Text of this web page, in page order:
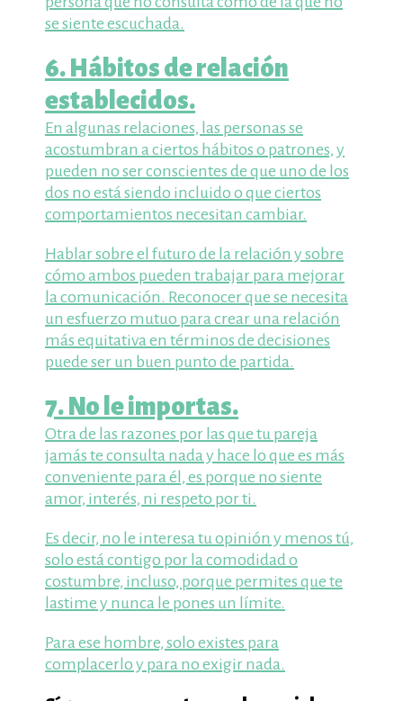
se siente escuchada.
6. Hábitos de relación
establecidos.
En algunas relaciones, las personas se
acostumbran a ciertos hábitos o patrones, y
pueden no ser conscientes de que uno de los
dos no está siendo incluido o que ciertos
comportamientos necesitan cambiar.
Hablar sobre el futuro de la relación y sobre
cómo ambos pueden trabajar para mejorar
la comunicación. Reconocer que se necesita
un esfuerzo mutuo para crear una relación
más equitativa en términos de decisiones
puede ser un buen punto de partida.
7. No le importas.
Otra de las razones por las que tu pareja
jamás te consulta nada y hace lo que es más
conveniente para él, es porque no siente
amor, interés, ni respeto por ti.
Es decir, no le interesa tu opinión y menos tú,
solo está contigo por la comodidad o
costumbre, incluso, porque permites que te
lastime y nunca le pones un límite.
Para ese hombre, solo existes para
complacerlo y para no exigir nada.